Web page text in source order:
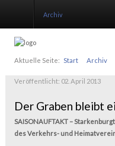
Start
Aktivitäten
Instandsetzung
Verein
Archiv
Aktuelle Seite: Start Archiv
Veröffentlicht: 02. April 2013
Der Graben bleibt
SAISONAUFTAKT –
des Verkehrs- und